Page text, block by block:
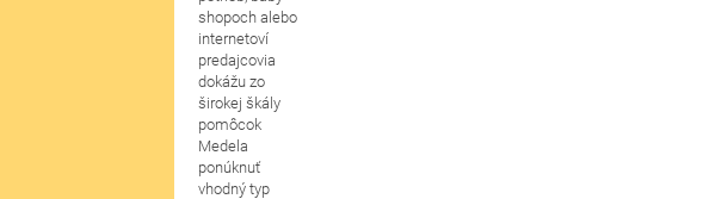
shopoch alebo
internetoví
predajcovia
dokážu zo
širokej škály
pomôcok
Medela
ponúknuť
vhodný typ